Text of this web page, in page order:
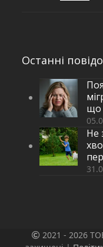
Останні
що
Не
2021 - 2026